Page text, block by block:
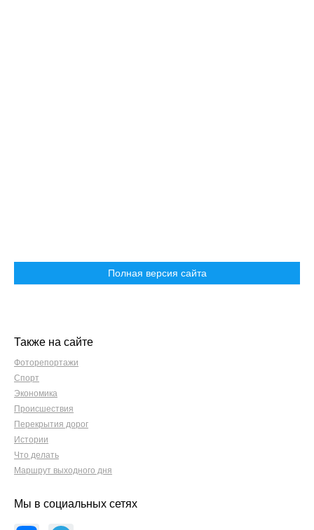
Полная версия сайта
Также на сайте
Фоторепортажи
Спорт
Экономика
Происшествия
Перекрытия дорог
Истории
Что делать
Маршрут выходного дня
Мы в социальных сетях